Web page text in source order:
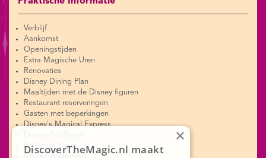
Verblijf
Aankomst
Openingstijden
Extra Magische Uren
Renovaties
Disney Dining Plan
Maaltijden met de Disney figuren
Restaurant reserveringen
Gasten met beperkingen
Disney's Magical Express
Lightning Lane
DiscoverTheMagic.nl maakt
×